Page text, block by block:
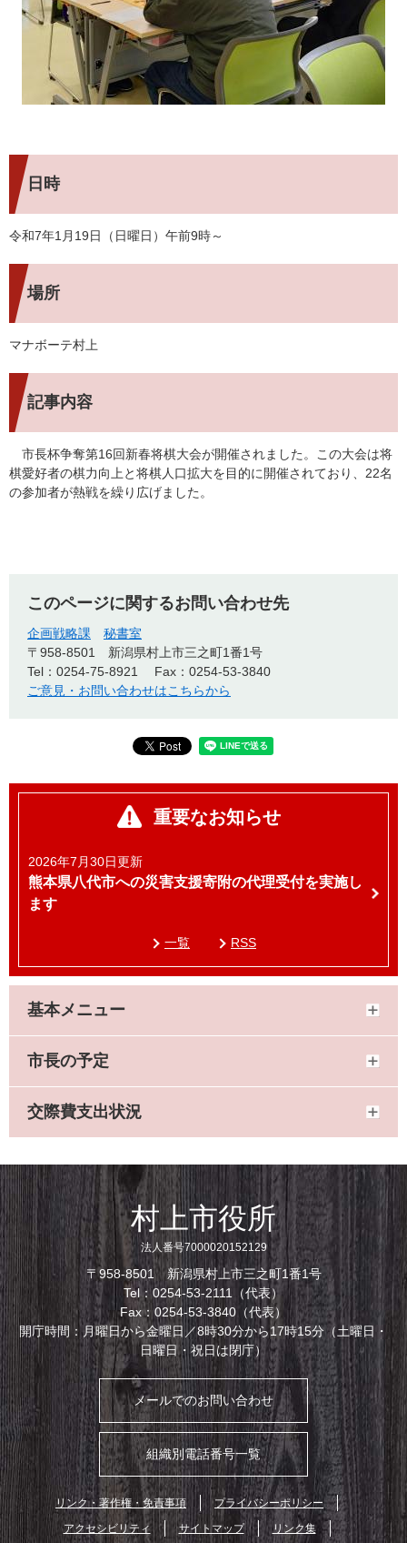
日時
令和7年1月19日（日曜日）午前9時～
場所
マナボーテ村上
記事内容
市長杯争奪第16回新春将棋大会が開催されました。この大会は将
棋愛好者の棋力向上と将棋人口拡大を目的に開催されており、22名
の参加者が熱戦を繰り広げました。
このページに関するお問い合わせ先
企画戦略課
秘書室
〒958-8501
新潟県村上市三之町1番1号
Tel：0254-75-8921
Fax：0254-53-3840
ご意見・お問い合わせはこちらから
重要なお知らせ
2026年7月30日更新
熊本県八代市への災害支援寄附の代理受付を実施し
ます
一覧 RSS
基本メニュー
市長の予定
交際費支出状況
村上市役所
法人番号7000020152129
〒958-8501 新潟県村上市三之町1番1号
Tel：0254-53-2111（代表）
Fax：0254-53-3840（代表）
開庁時間：月曜日から金曜日／8時30分から17時15分（土曜日・
日曜日・祝日は閉庁）
メールでのお問い合わせ
組織別電話番号一覧
リンク・著作権・免責事項
プライバシーポリシー
アクセシビリティ
サイトマップ リンク集